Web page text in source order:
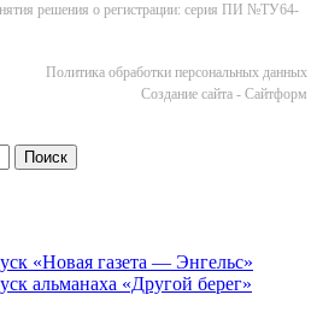
решения о регистрации: серия ПИ №ТУ64-
Политика обработки персональных данных
Cоздание сайта - Сайтформ
Поиск
«Новая газета — Энгельс»
альманаха «Другой берег»